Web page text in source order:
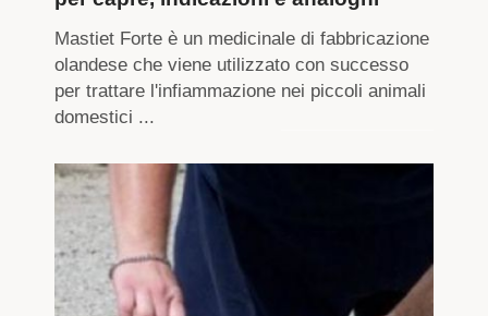
Mastiet Forte è un medicinale di fabbricazione
olandese che viene utilizzato con successo
per trattare l'infiammazione nei piccoli animali
domestici ...